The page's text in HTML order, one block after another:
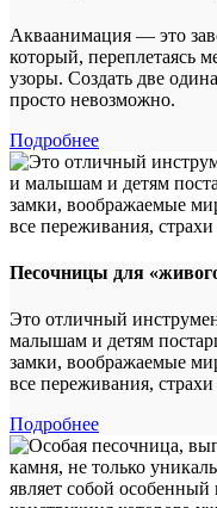
Акваанимация — это
который, переплетаясь
узоры. Создать две
просто невозможно.
Подробнее
Песочницы для
Это отличный
малышам и детям
замки, воображаемые
все переживания,
Подробнее